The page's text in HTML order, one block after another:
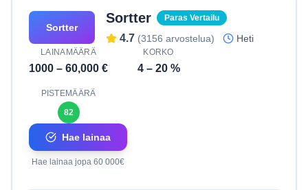
Sortter
Sortter Paras Vertailu
4.7 (3156 arvostelua) Heti
LAINAMÄÄRÄ
1000 – 60,000 €
KORKO
4– 20%
PISTEMÄÄRÄ
82
Hae lainaa
Hae lainaa jopa 60 000€